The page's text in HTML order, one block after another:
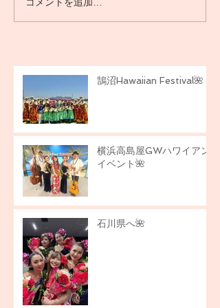
横浜高島屋GWハワイアン
イベント🌺
鵠沼Hawaiian Festival🌺
横浜高島屋GWハワイアン
イベント🌺
石川県へ🌺